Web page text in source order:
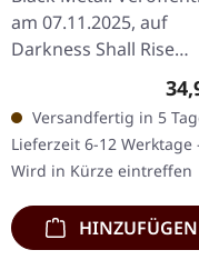
| GALAXY
PURPLE/BLUE LP
am 07.11.2025, auf
Darkness Shall Rise
Productions. Blau-
Lila marmoriertes
Gatefold Cover.
Bonus-CD…
Versandfertig in 5
Lieferzeit 6-12 Werktage
Wird in Kürze eintreffen
HINZUFÜGEN